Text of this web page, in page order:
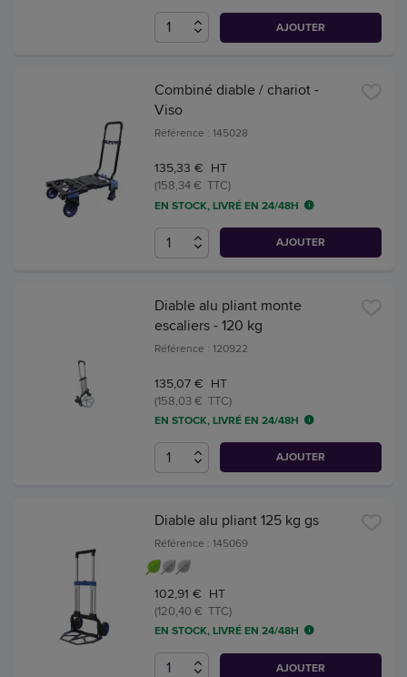
AJOUTER
Combiné diable / chariot -
Viso
Référence : 145028
135,33 € HT
(158,34 € TTC)
EN STOCK, LIVRÉ EN 24/48H
AJOUTER
Diable alu pliant monte
escaliers - 120 kg
Référence : 120922
135,07 € HT
(158,03 € TTC)
EN STOCK, LIVRÉ EN 24/48H
AJOUTER
Diable alu pliant 125 kg gs
Référence : 145069
102,91 € HT
(120,40 € TTC)
EN STOCK, LIVRÉ EN 24/48H
AJOUTER